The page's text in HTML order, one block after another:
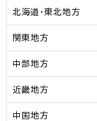
北海道・東北地方
関東地方
中部地方
近畿地方
中国地方